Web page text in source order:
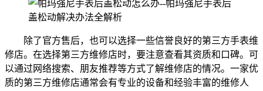
除了官方售后，也可以选择一些信誉良好的第三方手表维
修店。在选择第三方维修店时，要注意查看其资质和口碑。可
以通过网络搜索、朋友推荐等方式了解维修店的情况。一家优
质的第三方维修店通常会有专业的设备和经验丰富的维修人